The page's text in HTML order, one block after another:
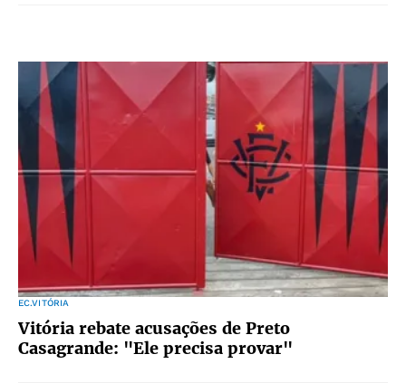
EC.VITÓRIA
Vitória rebate acusações de Preto
Casagrande: "Ele precisa provar"